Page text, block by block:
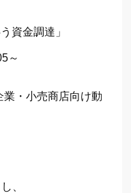
資金調達」
～
業・小売商店向け動
、